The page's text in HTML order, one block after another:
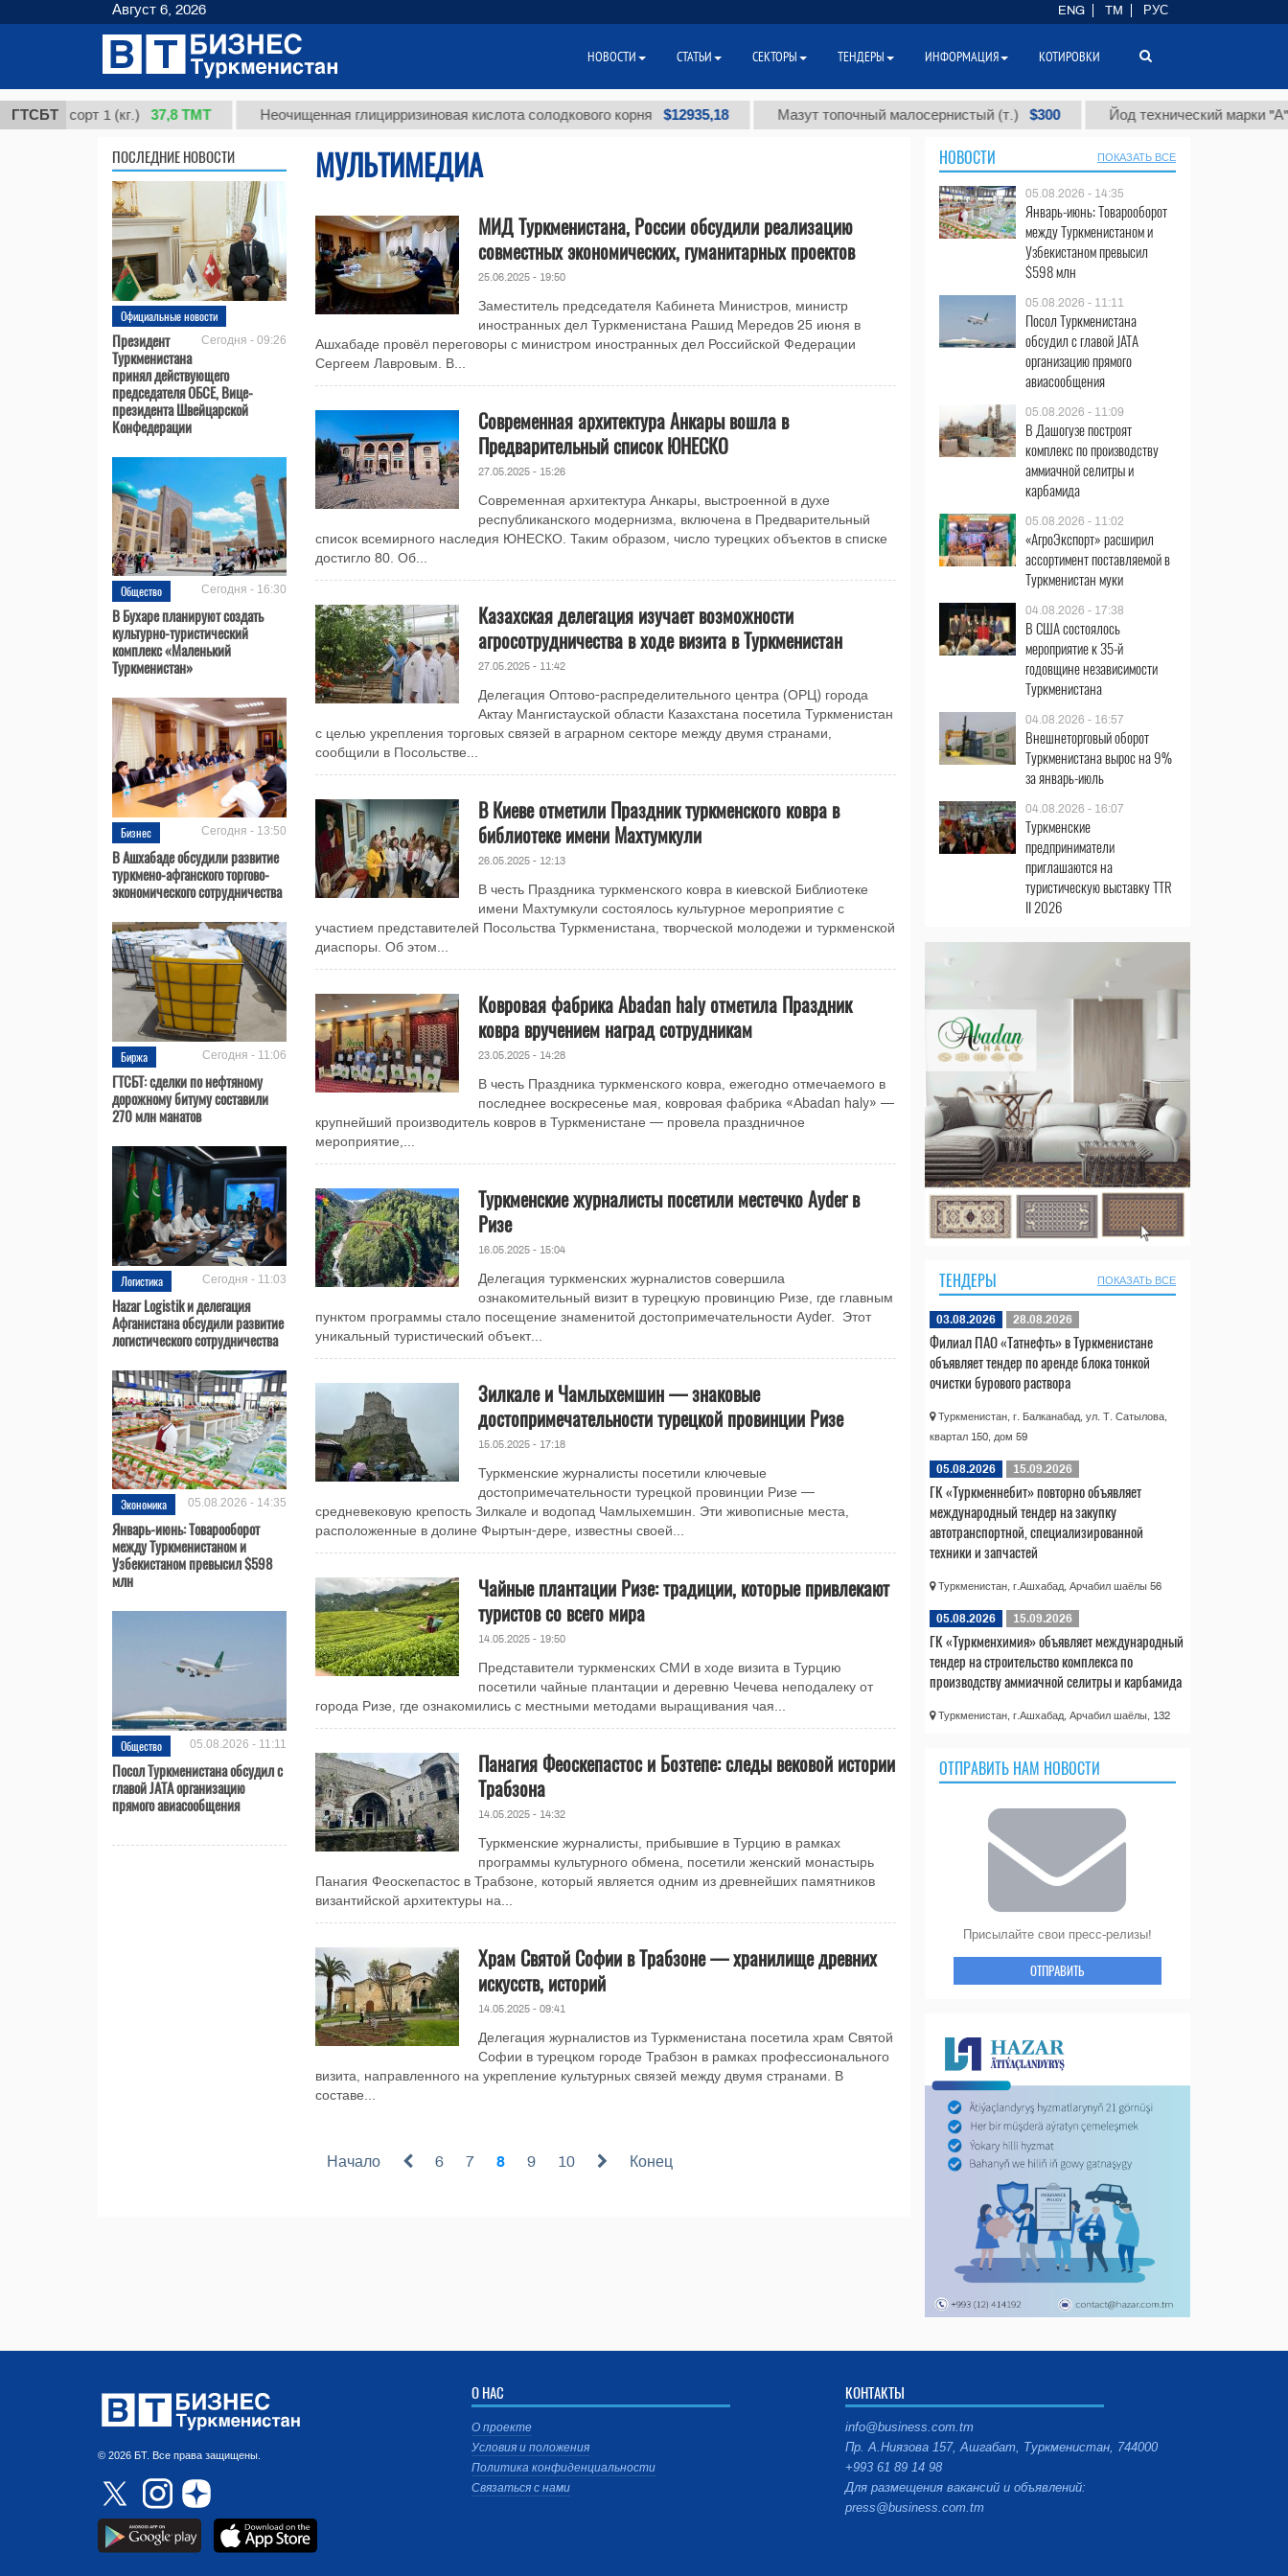
ГТСБТ
сорт 1 (кг.) 37,8 ТМТ Неочищенная глицирризиновая кислота солодкового корня $12935,18 Мазут топочный малосернистый (т.) $300 Йод технический марки "А" (т.)
ПОСЛЕДНИЕ НОВОСТИ
Официальные новости
Сегодня - 09:26
Президент
Туркменистана
принял действующего
председателя ОБСЕ, Вице-
президента Швейцарской
Конфедерации
Общество Сегодня - 16:30
В Бухаре планируют создать
культурно-туристический
комплекс «Маленький
Туркменистан»
Бизнес Сегодня - 13:50
В Ашхабаде обсудили развитие
туркмено-афганского торгово-
экономического сотрудничества
Биржа Сегодня - 11:06
ГТСБТ: сделки по нефтяному
дорожному битуму составили
270 млн манатов
Логистика Сегодня - 11:03
Hazar Logistik и делегация
Афганистана обсудили развитие
логистического сотрудничества
Экономика 05.08.2026 - 14:35
Январь-июнь: Товарооборот
между Туркменистаном и
Узбекистаном превысил $598
млн
Общество 05.08.2026 - 11:11
Посол Туркменистана обсудил с
главой JATA организацию
прямого авиасообщения
МУЛЬТИМЕДИА
МИД Туркменистана, России обсудили реализацию
совместных экономических, гуманитарных проектов
25.06.2025 - 19:50
Заместитель председателя Кабинета Министров, министр
иностранных дел Туркменистана Рашид Мередов 25 июня в
Ашхабаде провёл переговоры с министром иностранных дел Российской Федерации
Сергеем Лавровым. В...
Современная архитектура Анкары вошла в
Предварительный список ЮНЕСКО
27.05.2025 - 15:26
Современная архитектура Анкары, выстроенной в духе
республиканского модернизма, включена в Предварительный
список всемирного наследия ЮНЕСКО. Таким образом, число турецких объектов в списке
достигло 80. Об...
Казахская делегация изучает возможности
агросотрудничества в ходе визита в Туркменистан
27.05.2025 - 11:42
Делегация Оптово-распределительного центра (ОРЦ) города
Актау Мангистауской области Казахстана посетила Туркменистан
с целью укрепления торговых связей в аграрном секторе между двумя странами,
сообщили в Посольстве...
В Киеве отметили Праздник туркменского ковра в
библиотеке имени Махтумкули
26.05.2025 - 12:13
В честь Праздника туркменского ковра в киевской Библиотеке
имени Махтумкули состоялось культурное мероприятие с
участием представителей Посольства Туркменистана, творческой молодежи и туркменской
диаспоры. Об этом...
Ковровая фабрика Abadan haly отметила Праздник
ковра вручением наград сотрудникам
23.05.2025 - 14:28
В честь Праздника туркменского ковра, ежегодно отмечаемого в
последнее воскресенье мая, ковровая фабрика «Abadan haly» —
крупнейший производитель ковров в Туркменистане — провела праздничное
мероприятие,...
Туркменские журналисты посетили местечко Ayder в
Ризе
16.05.2025 - 15:04
Делегация туркменских журналистов совершила
ознакомительный визит в турецкую провинцию Ризе, где главным
пунктом программы стало посещение знаменитой достопримечательности Ayder. Этот
уникальный туристический объект...
Зилкале и Чамлыхемшин — знаковые
достопримечательности турецкой провинции Ризе
15.05.2025 - 17:18
Туркменские журналисты посетили ключевые
достопримечательности турецкой провинции Ризе —
средневековую крепость Зилкале и водопад Чамлыхемшин. Эти живописные места,
расположенные в долине Фыртын-дере, известны своей...
Чайные плантации Ризе: традиции, которые привлекают
туристов со всего мира
14.05.2025 - 19:50
Представители туркменских СМИ в ходе визита в Турцию
посетили чайные плантации и деревню Чечева неподалеку от
города Ризе, где ознакомились с местными методами выращивания чая...
Панагия Феоскепастос и Бозтепе: следы вековой истории
Трабзона
14.05.2025 - 14:32
Туркменские журналисты, прибывшие в Турцию в рамках
программы культурного обмена, посетили женский монастырь
Панагия Феоскепастос в Трабзоне, который является одним из древнейших памятников
византийской архитектуры на...
Храм Святой Софии в Трабзоне — хранилище древних
искусств, историй
14.05.2025 - 09:41
Делегация журналистов из Туркменистана посетила храм Святой
Софии в турецком городе Трабзон в рамках профессионального
визита, направленного на укрепление культурных связей между двумя странами. В
составе...
Начало 6 7 8 9 10 Конец
НОВОСТИ ПОКАЗАТЬ ВСЕ
05.08.2026 - 14:35
Январь-июнь: Товарооборот
между Туркменистаном и
Узбекистаном превысил
$598 млн
05.08.2026 - 11:11
Посол Туркменистана
обсудил с главой JATA
организацию прямого
авиасообщения
05.08.2026 - 11:09
В Дашогузе построят
комплекс по производству
аммиачной селитры и
карбамида
05.08.2026 - 11:02
«АгроЭкспорт» расширил
ассортимент поставляемой в
Туркменистан муки
04.08.2026 - 17:38
В США состоялось
мероприятие к 35-й
годовщине независимости
Туркменистана
04.08.2026 - 16:57
Внешнеторговый оборот
Туркменистана вырос на 9%
за январь-июль
04.08.2026 - 16:07
Туркменские
предприниматели
приглашаются на
туристическую выставку TTR
II 2026
ТЕНДЕРЫ ПОКАЗАТЬ ВСЕ
03.08.2026 28.08.2026
Филиал ПАО «Татнефть» в Туркменистане
объявляет тендер по аренде блока тонкой
очистки бурового раствора
Туркменистан, г. Балканабад, ул. Т. Сатылова,
квартал 150, дом 59
05.08.2026 15.09.2026
ГК «Туркменнебит» повторно объявляет
международный тендер на закупку
автотранспортной, специализированной
техники и запчастей
Туркменистан, г.Ашхабад, Арчабил шаёлы 56
05.08.2026 15.09.2026
ГК «Туркменхимия» объявляет международный
тендер на строительство комплекса по
производству аммиачной селитры и карбамида
Туркменистан, г.Ашхабад, Арчабил шаёлы, 132
ОТПРАВИТЬ НАМ НОВОСТИ
Присылайте свои пресс-релизы!
ОТПРАВИТЬ
© 2026 БТ. Все права защищены.
О НАС
О проекте
Условия и положения
Политика конфиденциальности
Связаться с нами
КОНТАКТЫ
info@business.com.tm
Пр. А.Ниязова 157, Ашгабат, Туркменистан, 744000
+993 61 89 14 98
Для размещения вакансий и объявлений:
press@business.com.tm
Август 6, 2026 ENG TM РУС
НОВОСТИ СТАТЬИ СЕКТОРЫ ТЕНДЕРЫ ИНФОРМАЦИЯ КОТИРОВКИ